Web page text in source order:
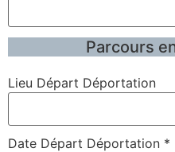
Parcours
Lieu Départ Déportation
Date Départ Déportation *